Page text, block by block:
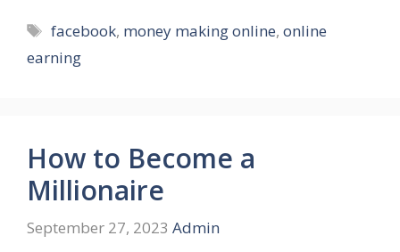
Tags
facebook, money making online,online
earning
How to Become a
Millionaire
September 27, 2023 Admin